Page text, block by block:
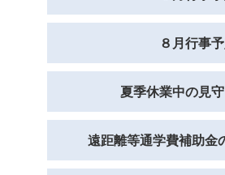
８月行事
夏季休業中の見
遠距離等通学費補助金